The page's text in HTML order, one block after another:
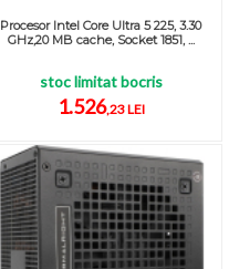
Procesor Intel Core Ultra 5 225, 3.30
GHz,20 MB cache, Socket 1851, ...
stoc limitat bocris
1.526,23 LEI